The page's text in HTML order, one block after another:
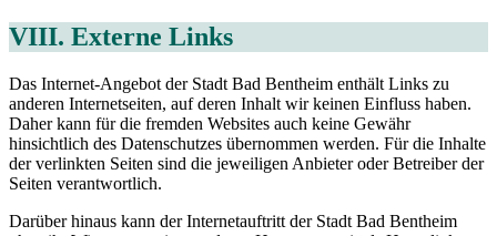
VIII. Externe Links
Das Internet-Angebot der Stadt Bad Bentheim enthält Links zu
anderen Internetseiten, auf deren Inhalt wir keinen Einfluss haben.
Daher kann für die fremden Websites auch keine Gewähr
hinsichtlich des Datenschutzes übernommen werden. Für die Inhalte
der verlinkten Seiten sind die jeweiligen Anbieter oder Betreiber der
Seiten verantwortlich.
Darüber hinaus kann der Internetauftritt der Stadt Bad Bentheim